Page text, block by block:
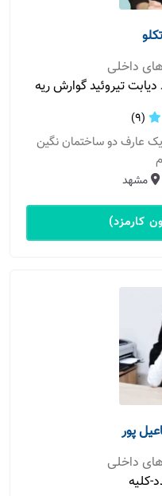
داخلی
تیروئید گوارش ریه
(9)
عارف دو ساختمان نگین
مشهد
کارمزد)
پور
داخلی
کلیه